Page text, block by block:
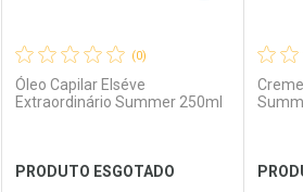
Ver Desconto Convênio Ver
(0)
Óleo Capilar Elséve
Extraordinário Summer 250ml
PRODUTO ESGOTADO